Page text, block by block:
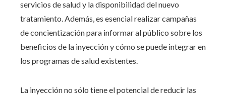
servicios de salud y la disponibilidad del nuevo
tratamiento. Además, es esencial realizar campañas
de concientización para informar al público sobre los
beneficios de la inyección y cómo se puede integrar en
los programas de salud existentes.
La inyección no sólo tiene el potencial de reducir las